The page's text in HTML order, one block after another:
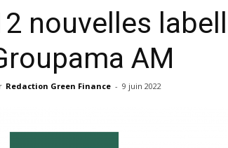
nouvelles
AM
Redaction Green Finance - 9 juin 2022